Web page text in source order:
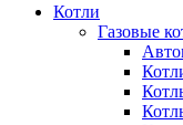
Котли
Газовые